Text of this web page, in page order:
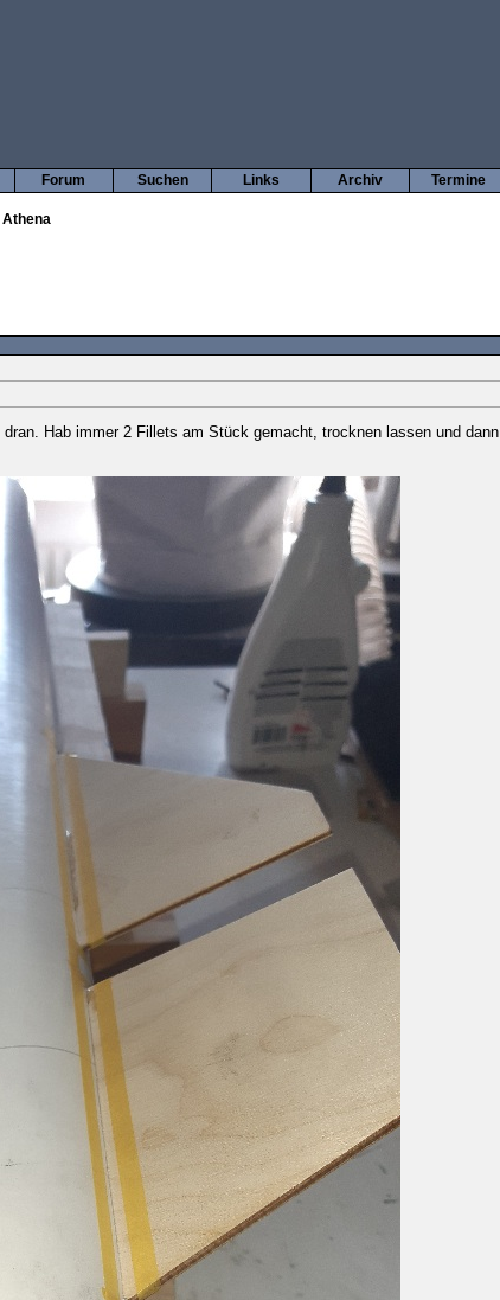
Termine
Archiv
Links
Suchen
Forum
Hab immer 2 Fillets am Stück gemacht, trocknen lassen und dann